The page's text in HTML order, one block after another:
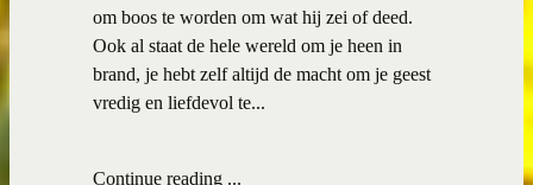
om boos te worden om wat hij zei of deed.
Ook al staat de hele wereld om je heen in
brand, je hebt zelf altijd de macht om je geest
vredig en liefdevol te...
Continue reading ...